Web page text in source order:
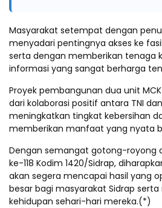
Masyarakat setempat dengan
menyadari pentingnya akses ke
serta dengan memberikan tenaga
informasi yang sangat berharga
Proyek pembangunan dua unit
dari kolaborasi positif antara TNI
meningkatkan tingkat kebersihan
memberikan manfaat yang nyata
Dengan semangat gotong-royong
ke-118 Kodim 1420/Sidrap,
akan segera mencapai hasil yang
besar bagi masyarakat Sidrap
kehidupan sehari-hari mereka.(*)